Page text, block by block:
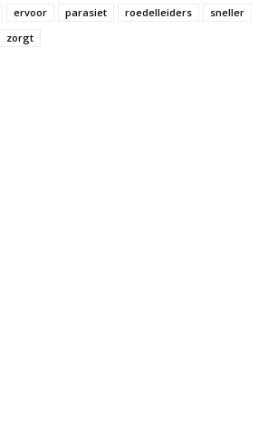
ervoor parasiet roedelleiders
sneller
zorgt